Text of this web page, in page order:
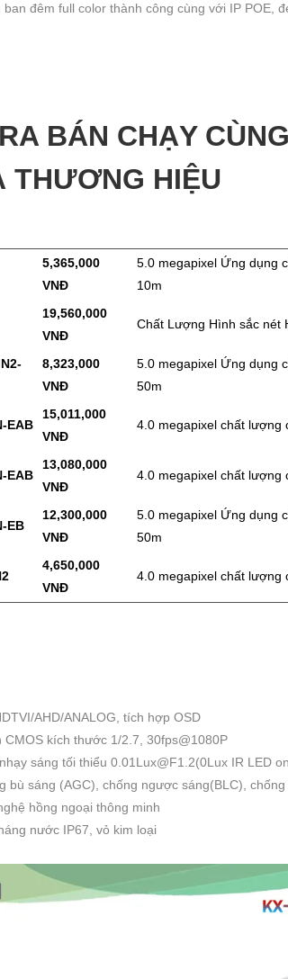
đêm full color thành công cùng với IP POE,
BÁN CHẠY
THƯƠNG HIỆU
5,365,000
VNĐ
5.0 megapixel Ứng dụng
10m
19,560,000
VNĐ
Chất Lượng Hình sắc nét
8,323,000
VNĐ
5.0 megapixel Ứng dụng
50m
EAB
15,011,000
VNĐ
4.0 megapixel chất lượng
EAB
13,080,000
VNĐ
4.0 megapixel chất lượng
EB
12,300,000
VNĐ
5.0 megapixel Ứng dụng
50m
4,650,000
VNĐ
4.0 megapixel chất lượng
AHD/ANALOG, tích hợp OSD
kích thước 1/2.7, 30fps@1080P
sáng tối thiểu 0.01Lux@F1.2(0Lux IR LED
bù sáng (AGC), chống ngược sáng(BLC),
hồng ngoại thông minh
nước IP67, vỏ kim loại